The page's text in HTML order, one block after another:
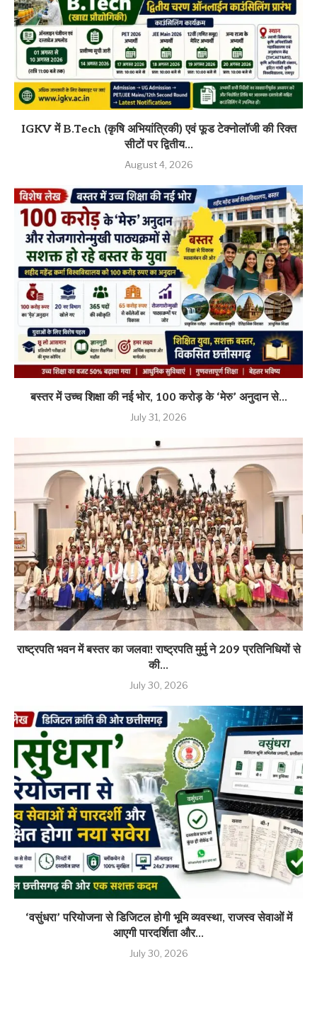
IGKV में B.Tech (कृषि अभियांत्रिकी) एवं फूड टेक्नोलॉजी की रिक्त
सीटों पर द्वितीय...
August 4, 2026
बस्तर में उच्च शिक्षा की नई भोर, 100 करोड़ के ‘मेरु’ अनुदान से...
July 31, 2026
राष्ट्रपति भवन में बस्तर का जलवा! राष्ट्रपति मुर्मु ने 209 प्रतिनिधियों से
की...
July 30, 2026
‘वसुंधरा’ परियोजना से डिजिटल होगी भूमि व्यवस्था, राजस्व सेवाओं में
आएगी पारदर्शिता और...
July 30, 2026